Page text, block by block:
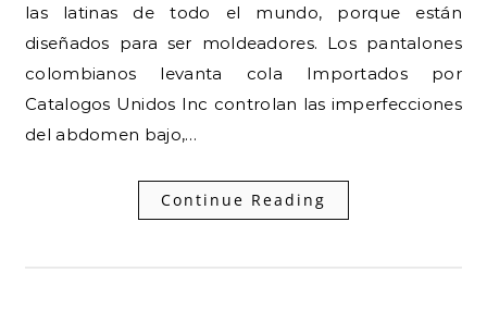
las latinas de todo el mundo, porque están
diseñados para ser moldeadores. Los pantalones
colombianos levanta cola Importados por
Catalogos Unidos Inc controlan las imperfecciones
del abdomen bajo,…
Continue Reading